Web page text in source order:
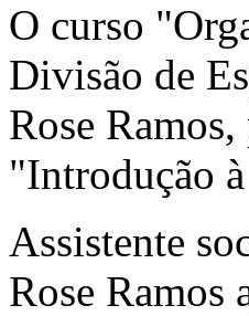
O curso
Divisão de
Rose
"Introdução
Assistente
Rose Ramos